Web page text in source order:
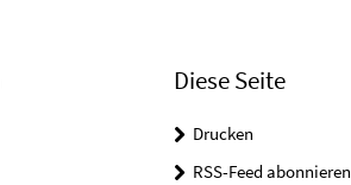
Diese Seite
Drucken
RSS-Feed abonnieren